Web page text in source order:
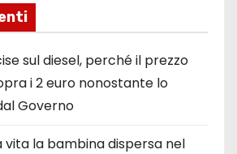
sul diesel, perché il prezzo
i 2 euro nonostante lo
Governo
vita la bambina dispersa nel